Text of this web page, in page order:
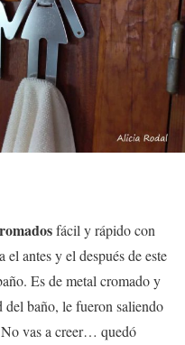
fácil y rápido con
antes y el después de este
Es de metal cromado y
baño, le fueron saliendo
vas a creer… quedó